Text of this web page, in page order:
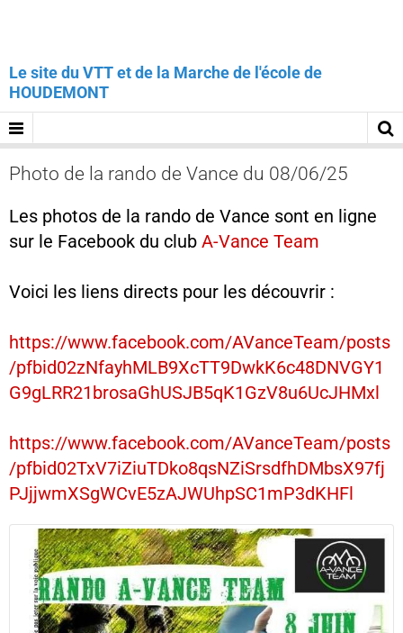
Le site du VTT et de la Marche de l'école de
HOUDEMONT
Photo de la rando de Vance du 08/06/25
Les photos de la rando de Vance sont en ligne
sur le Facebook du club A-Vance Team
Voici les liens directs pour les découvrir :
https://www.facebook.com/AVanceTeam/posts
/pfbid02zNfayhMLB9XcTT9DwkK6c48DNVGY1
G9gLRR21brosaGhUSJB5qK1GzV8u6UcJHMxl
https://www.facebook.com/AVanceTeam/posts
/pfbid02TxV7iZiuTDko8qsNZiSrsdfhDMbsX97fj
PJjjwmXSgWCvE5zAJWUhpSC1mP3dKHFl